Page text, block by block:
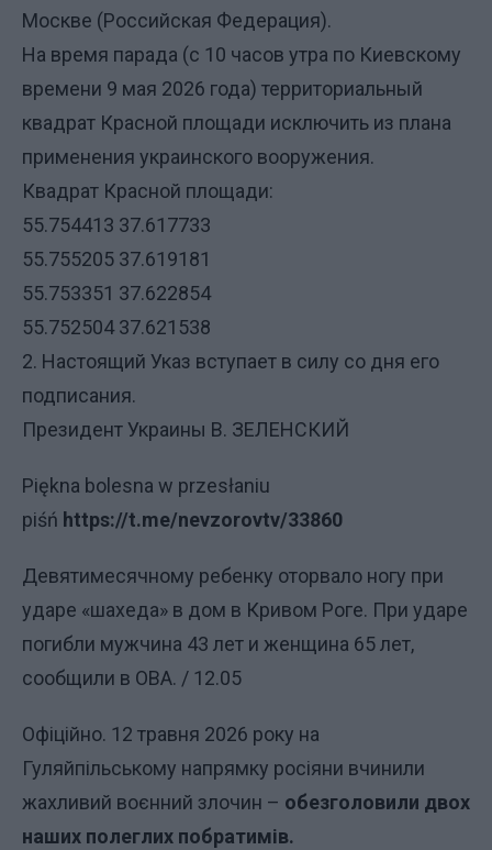
Москве (Российская Федерация).
На время парада (с 10 часов утра по Киевскому
времени 9 мая 2026 года) территориальный
квадрат Красной площади исключить из плана
применения украинского вооружения.
Квадрат Красной площади:
55.754413 37.617733
55.755205 37.619181
55.753351 37.622854
55.752504 37.621538
2. Настоящий Указ вступает в силу со дня его
подписания.
Президент Украины В. ЗЕЛЕНСКИЙ
Piękna bolesna w przesłaniu
piśń https://t.me/nevzorovtv/33860
Девятимесячному ребенку оторвало ногу при
ударе «шахеда» в дом в Кривом Роге. При ударе
погибли мужчина 43 лет и женщина 65 лет,
сообщили в ОВА. / 12.05
Офіційно. 12 травня 2026 року на
Гуляйпільському напрямку росіяни вчинили
жахливий воєнний злочин – обезголовили двох
наших полеглих побратимів.